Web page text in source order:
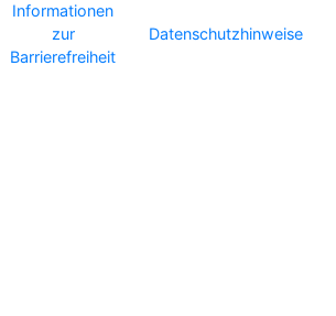
Informationen
zur
Barrierefreiheit
Datenschutzhinweise